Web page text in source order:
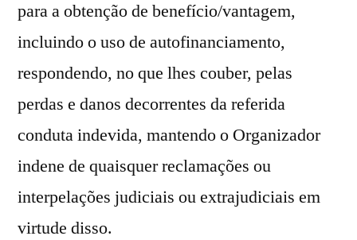
para a obtenção de benefício/vantagem,
incluindo o uso de autofinanciamento,
respondendo, no que lhes couber, pelas
perdas e danos decorrentes da referida
conduta indevida, mantendo o Organizador
indene de quaisquer reclamações ou
interpelações judiciais ou extrajudiciais em
virtude disso.